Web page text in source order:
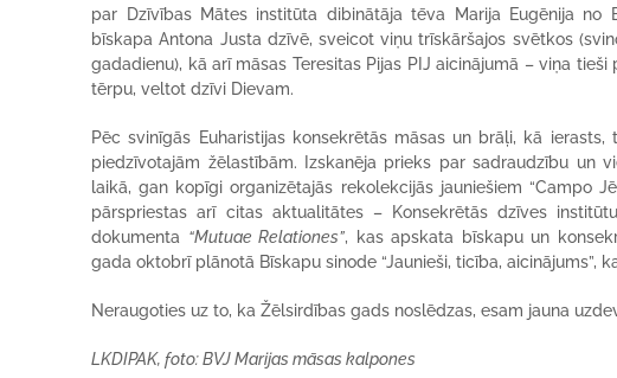
par Dzīvības Mātes institūta dibinātāja tēva Marija Eugēnija
bīskapa Antona Justa dzīvē, sveicot viņu trīskāršajos svētkos
gadadienu), kā arī māsas Teresitas Pijas PIJ aicinājumā – viņa
tērpu, veltot dzīvi Dievam.
Pēc svinīgās Euharistijas konsekrētās māsas un brāļi, kā
piedzīvotajām žēlastībām. Izskanēja prieks par sadraudzību un
laikā, gan kopīgi organizētajās rekolekcijās jauniešiem “Campo
pārspriestas arī citas aktualitātes – Konsekrētās dzīves
dokumenta “Mutuae Relationes”, kas apskata bīskapu un
gada oktobrī plānotā Bīskapu sinode “Jaunieši, ticība, aicinājums”,
Neraugoties uz to, ka Žēlsirdības gads noslēdzas, esam jauna
LKDIPAK, foto:BVJ Marijas māsas kalpones